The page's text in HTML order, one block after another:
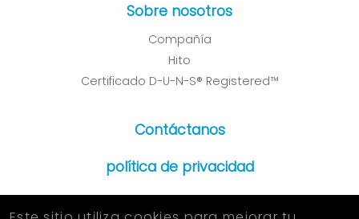
Sobre nosotros
Compañía
Hito
Certificado D-U-N-S® Registered™
Contáctanos
política de privacidad